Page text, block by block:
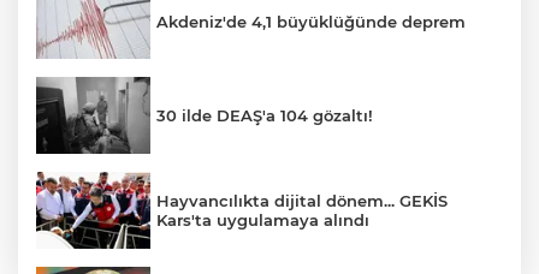
Akdeniz'de 4,1 büyüklüğünde deprem
30 ilde DEAŞ'a 104 gözaltı!
Hayvancılıkta dijital dönem... GEKİS
Kars'ta uygulamaya alındı